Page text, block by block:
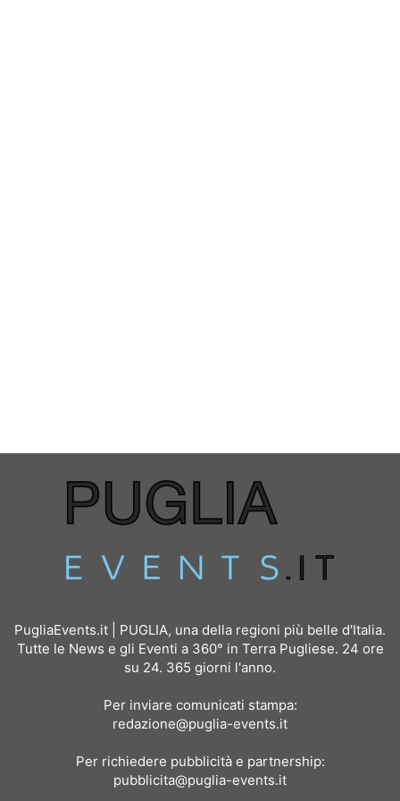
PugliaEvents.it | PUGLIA, una della regioni più belle d'Italia.
Tutte le News e gli Eventi a 360° in Terra Pugliese. 24 ore
su 24. 365 giorni l'anno.
Per inviare comunicati stampa:
redazione@puglia-events.it
Per richiedere pubblicità e partnership:
pubblicita@puglia-events.it